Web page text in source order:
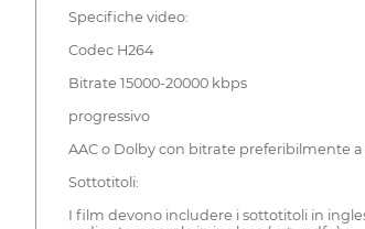
Specifiche video:
Codec H264
Bitrate 15000-20000 kbps
progressivo
AAC o Dolby con bitrate preferibilmente a
Sottotitoli:
I film devono includere i sottotitoli in